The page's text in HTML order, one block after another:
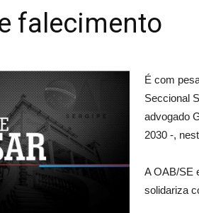
falecimento
É com
Seccional
advogado
2030 -,
A OAB/SE
solidariza